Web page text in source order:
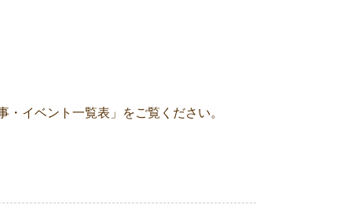
イベント一覧表」をご覧ください。